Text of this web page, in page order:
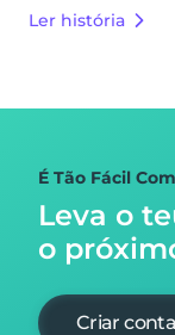
Ler história
É Tão Fácil
Leva o
o
Criar conta